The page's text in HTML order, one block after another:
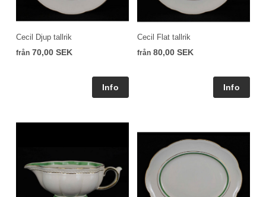
Cecil Djup tallrik
från 70,00 SEK
Cecil Flat tallrik
från 80,00 SEK